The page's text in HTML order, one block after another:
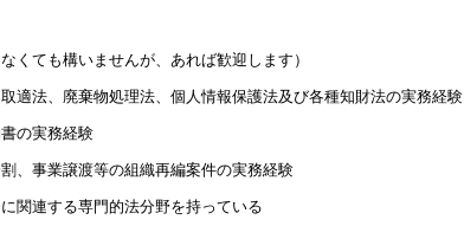
なくても構いませんが、あれば歓迎します）
取適法、廃棄物処理法、個人情報保護法及び各種知財法の実務経験
の実務経験
割、事業譲渡等の組織再編案件の実務経験
に関連する専門的法分野を持っている